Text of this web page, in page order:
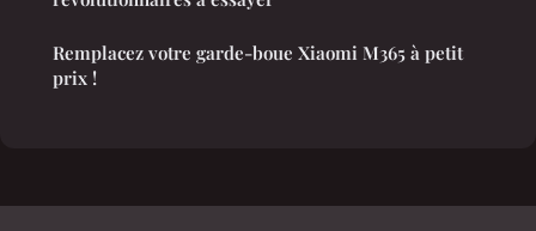
Remplacez votre garde-boue Xiaomi M365 à petit
prix !